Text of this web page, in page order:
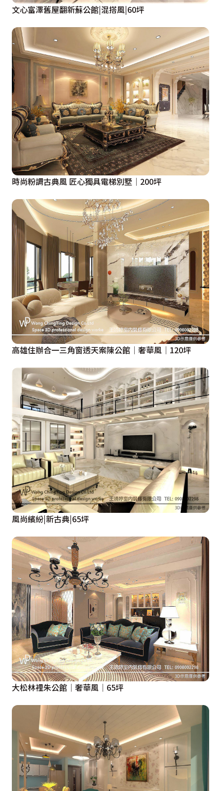
文心富澤舊屋翻新蘇公館|混搭風|60坪
時尚粉調古典風 匠心獨具電梯別墅│200坪
高雄住辦合一三角窗透天案陳公館│奢華風│120坪
風尚繽紛|新古典|65坪
大松林裡朱公館│奢華風│65坪